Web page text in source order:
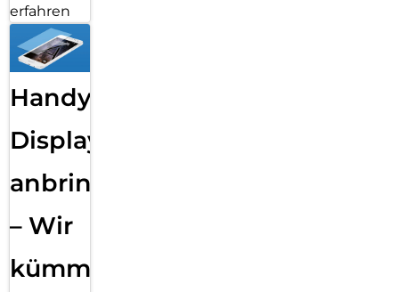
erfahren
Handy
Displayfolie
anbringen
– Wir
kümmern